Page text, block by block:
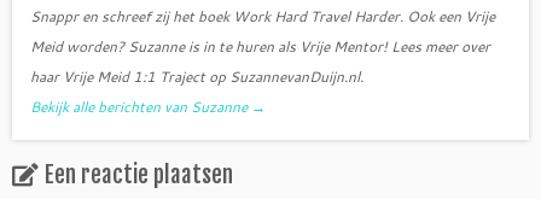
Snappr en schreef zij het boek Work Hard Travel Harder. Ook een Vrije
Meid worden? Suzanne is in te huren als Vrije Mentor! Lees meer over
haar Vrije Meid 1:1 Traject op SuzannevanDuijn.nl.
Bekijk alle berichten van Suzanne →
Een reactie plaatsen